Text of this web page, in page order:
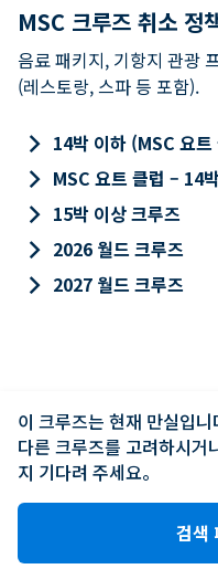
MSC 크루즈 취소 정
음료 패키지, 기항지 관광
(레스토랑, 스파 등 포함).
keyboard_arrow_right 14박 이하 (MSC 요트
keyboard_arrow_right MSC 요트 클럽 – 14
keyboard_arrow_right 15박 이상 크루즈
keyboard_arrow_right 2026 월드 크루즈
keyboard_arrow_right 2027 월드 크루즈
이 크루즈는 현재 만실입니
다른 크루즈를 고려하시거
지 기다려 주세요。
검색